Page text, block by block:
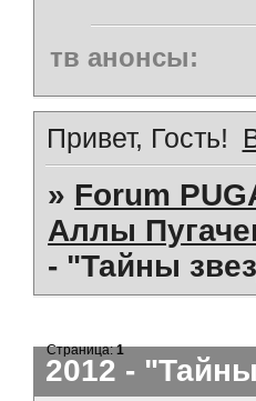
тв анонсы:
Привет, Гость!
» Forum
Аллы
- "Тайны
2012 -
Страница:1